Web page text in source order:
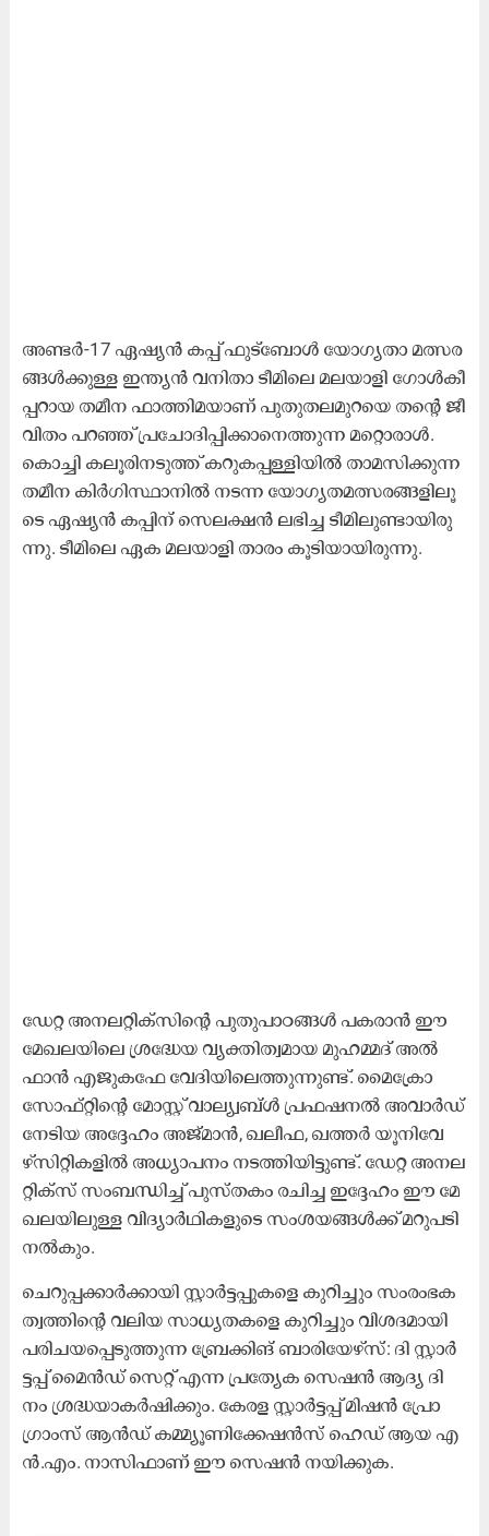
അ​ണ്ട​ർ-17 ഏ​ഷ്യ​ൻ ക​പ്പ് ഫു​ട്ബോ​ൾ യോ​ഗ്യ​താ മ​ത്സ​ര​
ങ്ങ​ൾ​ക്കു​ള്ള ഇ​ന്ത്യ​ൻ വ​നി​താ ടീ​മി​ലെ മ​ല​യാ​ളി ഗോ​ൾ​കീ​
പ്പ​റാ​യ ത​മീ​ന ഫാ​ത്തി​മ​യാ​ണ് പു​തു​ത​ല​മു​റ​യെ ത​ന്‍റെ ജീ​
വി​തം പ​റ​ഞ്ഞ് പ്ര​ചോ​ദി​പ്പി​ക്കാ​നെ​ത്തു​ന്ന മ​റ്റൊ​രാ​ൾ.
കൊ​ച്ചി ക​ലൂ​രി​ന​ടു​ത്ത് ക​റു​ക​പ്പ​ള്ളി​യി​ൽ താ​മ​സി​ക്കു​ന്ന
ത​മീ​ന കി​ർ​ഗി​സ്ഥാ​നി​ൽ ന​ട​ന്ന യോ​ഗ്യ​ത​മ​ത്സ​ര​ങ്ങ​ളി​ലൂ​
ടെ ഏ​ഷ്യ​ൻ ക​പ്പി​ന് സെ​ല​ക്ഷ​ൻ ല​ഭി​ച്ച ടീ​മി​ലു​ണ്ടാ​യി​രു​
ന്നു. ടീ​മി​ലെ ഏ​ക മ​ല​യാ​ളി താ​രം കൂ​ടി​യാ​യി​രു​ന്നു.
ഡേ​റ്റ അ​ന​ല​റ്റി​ക്സി​ന്‍റെ പു​തു​പാ​ഠ​ങ്ങ​ൾ പ​ക​രാ​ൻ ഈ ​
മേ​ഖ​ല​യി​ലെ ശ്ര​ദ്ധേ​യ വ്യ​ക്തി​ത്വ​മാ​യ മു​ഹ​മ്മ​ദ് അ​ൽ​
ഫാ​ൻ എ​ജു​ക​ഫേ വേ​ദി​യി​ലെ​ത്തു​ന്നു​ണ്ട്. മൈ​ക്രോ​
സോ​ഫ്റ്റി​ന്‍റെ മോ​സ്റ്റ് വാ​ല്യ്വ​ബ്ൾ പ്ര​ഫ​ഷ​ന​ൽ അ​വാ​ർ​ഡ്
നേ​ടി​യ അ​ദ്ദേ​ഹം അ​ജ്മാ​ൻ, ഖ​ലീ​ഫ, ഖ​ത്ത​ർ യൂ​നി​വേ​
ഴ്സി​റ്റി​ക​ളി​ൽ അ​ധ്യാ​പ​നം ന​ട​ത്തി​യി​ട്ടു​ണ്ട്. ഡേ​റ്റ അ​ന​ല​
റ്റി​ക്സ് സം​ബ​ന്ധി​ച്ച് പു​സ്ത​കം ര​ചി​ച്ച ഇ​ദ്ദേ​ഹം ഈ ​മേ​
ഖ​ല​യി​ലു​ള്ള വി​ദ്യാ​ർ​ഥി​ക​ളു​ടെ സം​ശ​യ​ങ്ങ​ൾ​ക്ക് മ​റു​പ​ടി
ന​ൽ​കും.
ചെ​റു​പ്പ​ക്കാ​ർ​ക്കാ​യി സ്റ്റാ​ർ​ട്ട​പ്പു​ക​ളെ കു​റി​ച്ചും സം​രം​ഭ​ക​
ത്വ​ത്തി​ന്‍റെ വ​ലി​യ സാ​ധ്യ​ത​ക​ളെ കു​റി​ച്ചും വി​ശ​ദ​മാ​യി
പ​രി​ച​യ​പ്പെ​ടു​ത്തു​ന്ന ബ്രേ​ക്കി​ങ് ബാ​രി​യേ​ഴ്സ്: ദി ​സ്റ്റാ​ർ​
ട്ട​പ്പ് മൈ​ൻ​ഡ് സെ​റ്റ് എ​ന്ന പ്ര​ത്യേ​ക സെ​ഷ​ൻ ആ​ദ്യ ദി​
നം ശ്ര​ദ്ധ​യാ​ക​ർ​ഷി​ക്കും. കേ​ര​ള സ്റ്റാ​ർ​ട്ട​പ്പ് മി​ഷ​ൻ പ്രോ​
ഗ്രാം​സ് ആ​ൻ​ഡ് ക​മ്മ്യൂ​ണി​ക്കേ​ഷ​ൻ​സ് ഹെ​ഡ് ആ​യ എ​
ൻ.​എം. നാ​സി​ഫാ​ണ് ഈ ​സെ​ഷ​ൻ ന​യി​ക്കു​ക.